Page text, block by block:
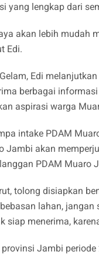
yang lengkap dari
akan lebih mudah
Edi.
Edi
berbagai
aspirasi warga
intake PDAM
Jambi akan
PDAM Muaro
tolong disiapkan
lahan,
siap menerima,
provinsi Jambi